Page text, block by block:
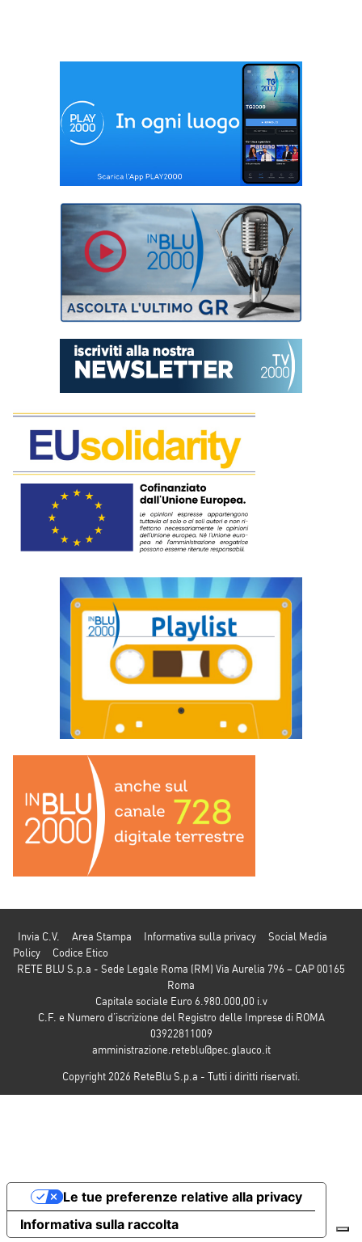
Invia C.V. Area Stampa Informativa sulla privacy
Social Media
Policy
Codice Etico
RETE BLU S.p.a - Sede Legale Roma (RM) Via Aurelia 796 – CAP 00165
Roma
Capitale sociale Euro 6.980.000,00 i.v
C.F. e Numero d’iscrizione del Registro delle Imprese di ROMA
03922811009
amministrazione.reteblu@pec.glauco.it
Copyright 2026 ReteBlu S.p.a - Tutti i diritti riservati.
Informativa sulla raccolta
Le tue preferenze relative alla privacy